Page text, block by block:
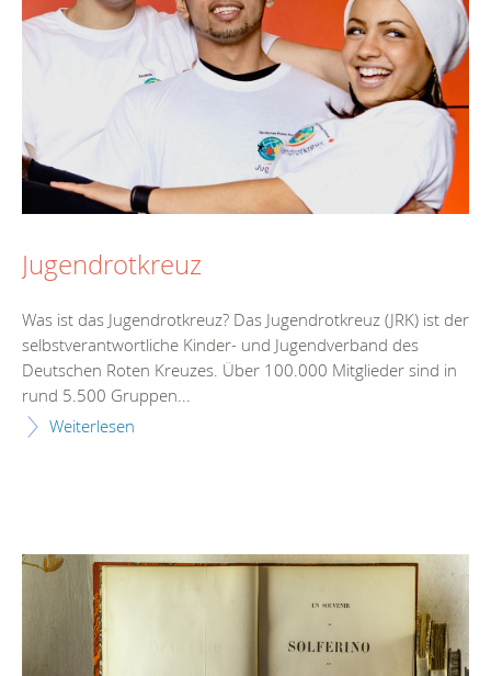
Jugendrotkreuz
Was ist das Jugendrotkreuz? Das Jugendrotkreuz (JRK) ist der
selbstverantwortliche Kinder- und Jugendverband des
Deutschen Roten Kreuzes. Über 100.000 Mitglieder sind in
rund 5.500 Gruppen...
Weiterlesen